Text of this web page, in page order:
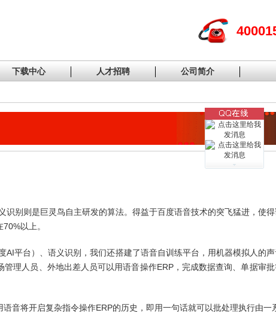
下载中心 人才招聘 公司简介
别则是巨灵鸟自主研发的算法。得益于百度语音技术的突飞猛进，使
以上。
平台）、语义识别，我们还搭建了语音自训练平台，用机器模拟人的
理人员、外地出差人员可以用语音操作ERP，完成数据查询、单据审
音将开启复杂指令操作ERP的历史，即用一句话就可以批处理执行由一